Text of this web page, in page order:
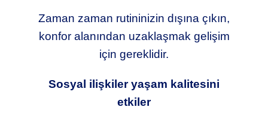
Zaman zaman rutininizin dışına çıkın,
konfor alanından uzaklaşmak gelişim
için gereklidir.
Sosyal ilişkiler yaşam kalitesini
etkiler